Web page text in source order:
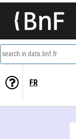
search in data.bnf.fr
FR